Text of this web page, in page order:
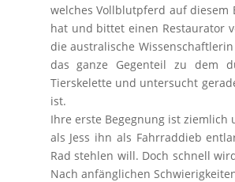
welches Vollblutpferd auf
hat und bittet einen Restaurator
die australische
das ganze Gegenteil zu dem
Tierskelette und untersucht
ist.
Ihre erste Begegnung ist ziemlich
als Jess ihn als Fahrraddieb
Rad stehlen will. Doch schnell
Nach anfänglichen